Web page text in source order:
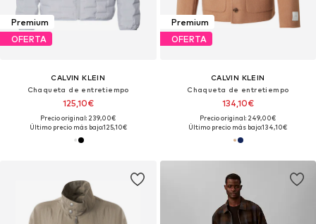
Premium
OFERTA
CALVIN KLEIN
Chaqueta de entretiempo
125,10€
Precio original: 239,00€
Último precio más bajo:125,10€
Premium
OFERTA
CALVIN KLEIN
Chaqueta de entretiempo
134,10€
Precio original: 249,00€
Último precio más bajo:134,10€